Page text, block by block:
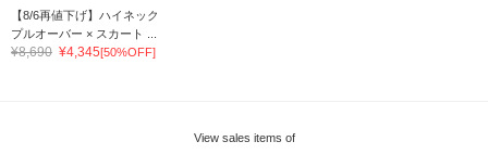
【8/6再値下げ】ハイネック
プルオーバー × スカート ...
¥8,690 ¥4,345[50%OFF]
View sales items of